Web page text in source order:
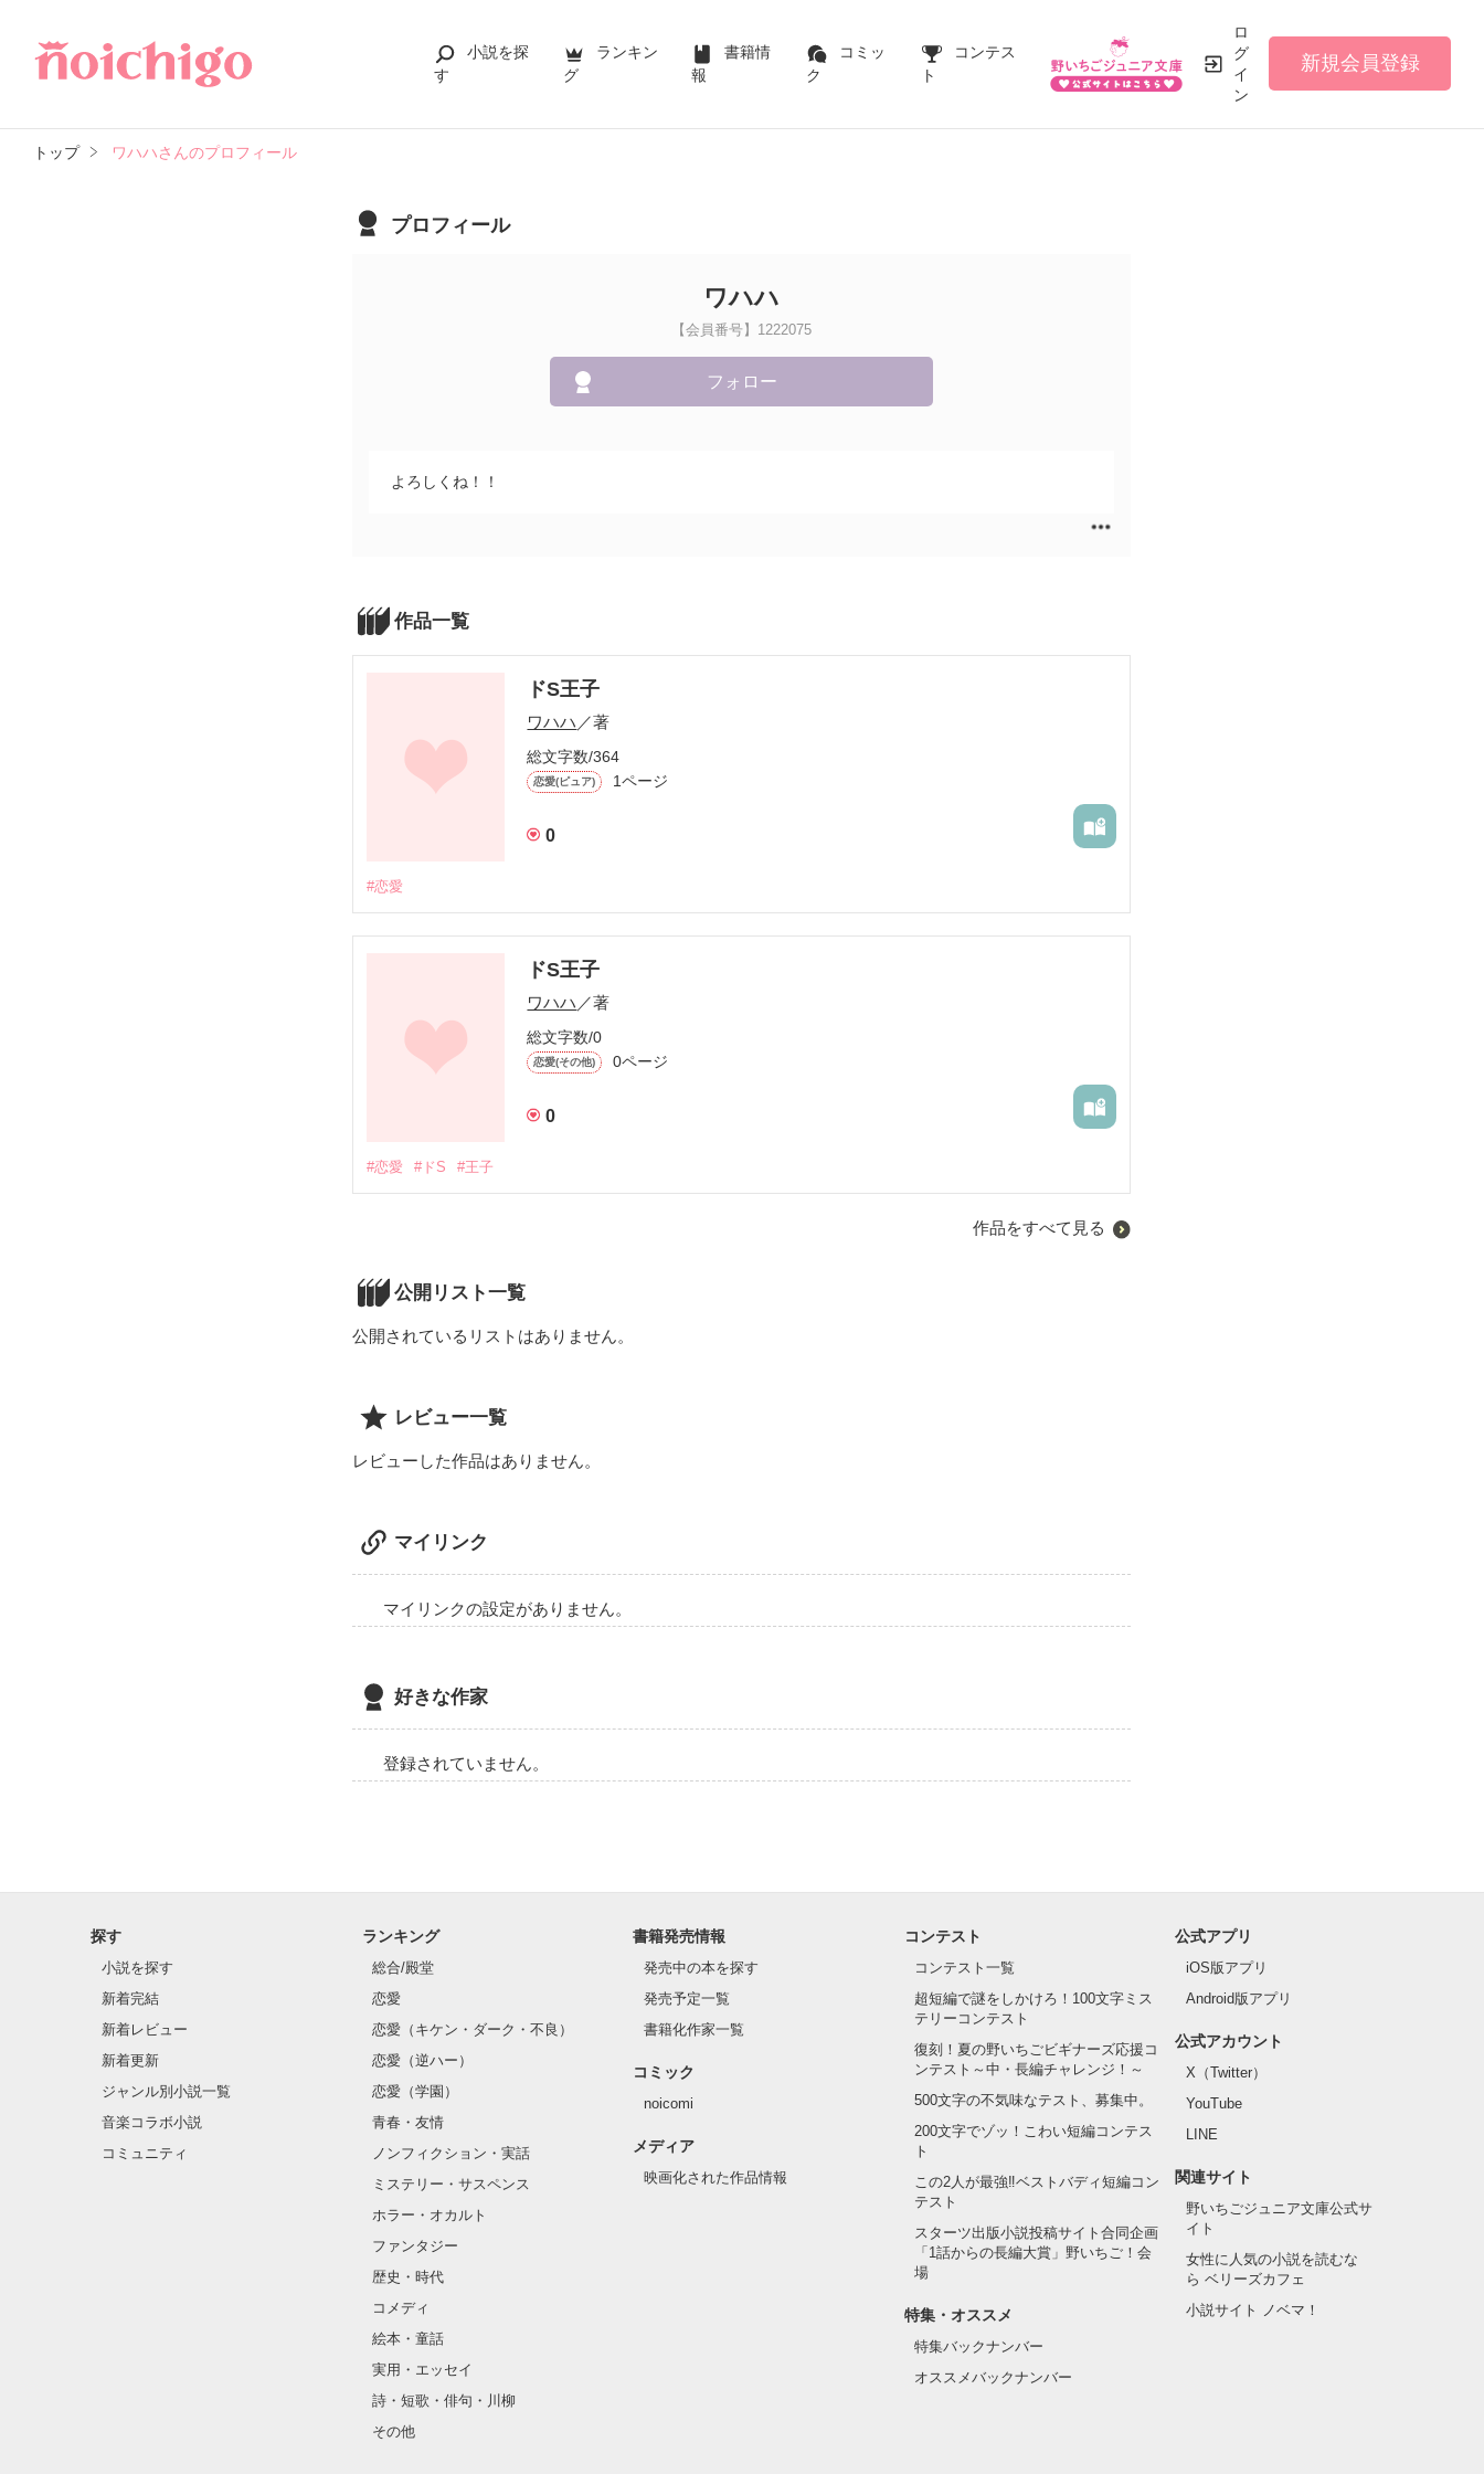
小説を探
す
ランキン
グ
書籍情
報
コミッ
ク
コンテス
ト
ロ
グ
イ
ン
新規会員登録
トップ ワハハさんのプロフィール
プロフィール
ワハハ
【会員番号】1222075
フォロー
よろしくね！！
作品一覧
ドS王子
ワハハ／著
総文字数/364
恋愛(ピュア) 1ページ
0
#恋愛
ドS王子
ワハハ ／著
総文字数/0
恋愛(その他) 0ページ
0
#恋愛 #ドS #王子
作品をすべて見る
公開リスト一覧
公開されているリストはありません。
レビュー一覧
レビューした作品はありません。
マイリンク
マイリンクの設定がありません。
好きな作家
登録されていません。
探す
小説を探す
新着完結
新着レビュー
新着更新
ジャンル別小説一覧
音楽コラボ小説
コミュニティ
ランキング
総合/殿堂
恋愛
恋愛（キケン・ダーク・不良）
恋愛（逆ハー）
恋愛（学園）
青春・友情
ノンフィクション・実話
ミステリー・サスペンス
ホラー・オカルト
ファンタジー
歴史・時代
コメディ
絵本・童話
実用・エッセイ
詩・短歌・俳句・川柳
その他
書籍発売情報
発売中の本を探す
発売予定一覧
書籍化作家一覧
コミック
noicomi
メディア
映画化された作品情報
コンテスト
コンテスト一覧
超短編で謎をしかけろ！100文字ミス
テリーコンテスト
復刻！夏の野いちごビギナーズ応援コ
ンテスト～中・長編チャレンジ！～
500文字の不気味なテスト、募集中。
200文字でゾッ！こわい短編コンテス
ト
この2人が最強‼ベストバディ短編コン
テスト
スターツ出版小説投稿サイト合同企画
「1話からの長編大賞」野いちご！会
場
特集・オススメ
特集バックナンバー
オススメバックナンバー
公式アプリ
iOS版アプリ
Android版アプリ
公式アカウント
X（Twitter）
YouTube
LINE
関連サイト
野いちごジュニア文庫公式サ
イト
女性に人気の小説を読むな
ら ベリーズカフェ
小説サイト ノベマ！